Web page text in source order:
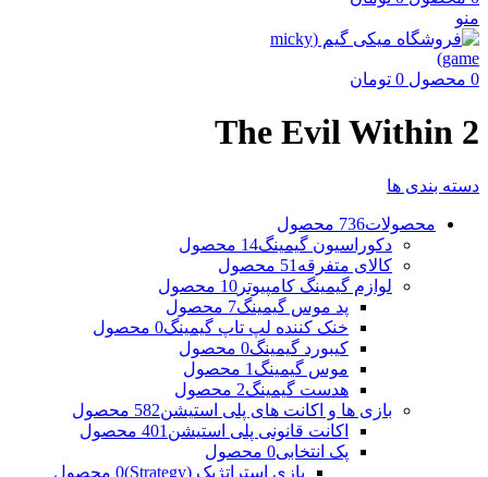
منو
0 محصول 0 تومان
The Evil Within 2
دسته بندی ها
محصولات736 محصول
دکوراسیون گیمینگ14 محصول
کالای متفرقه51 محصول
لوازم گیمینگ کامپیوتر 10 محصول
پد موس گیمینگ7 محصول
خنک کننده لپ تاپ گیمینگ0 محصول
کیبورد گیمینگ0 محصول
موس گیمینگ1 محصول
هدست گیمینگ2 محصول
بازی ها و اکانت های پلی استیشن582 محصول
اکانت قانونی پلی استیشن401 محصول
پک انتخابی0 محصول
بازی استراتژیک (Strategy)
0 محصول